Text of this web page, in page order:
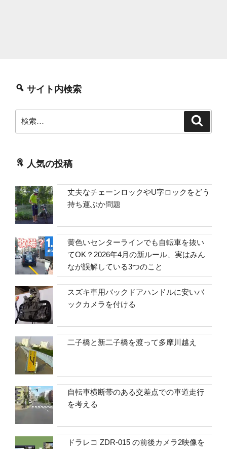
サイト内検索
索:
人気の投稿
丈夫なチェーンロックやU字ロックをどう
持ち運ぶか問題
黄色いセンターラインでも自転車を抜い
てOK？2026年4月の新ルール、実はみん
なが誤解している3つのこと
スズキ車用バックドアハンドルに安いバ
ックカメラを付ける
二子橋と新二子橋を渡って多摩川越え
自転車横断帯のある交差点での車道走行
を考える
ドラレコ ZDR-015 の前後カメラ2映像を